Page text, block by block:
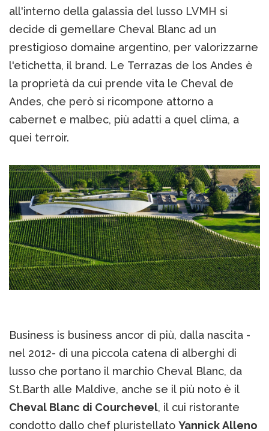
all'interno della galassia del lusso LVMH si
decide di gemellare Cheval Blanc ad un
prestigioso domaine argentino, per valorizzarne
l'etichetta, il brand. Le Terrazas de los Andes è
la proprietà da cui prende vita le Cheval de
Andes, che però si ricompone attorno a
cabernet e malbec, più adatti a quel clima, a
quei terroir.
Business is business ancor di più, dalla nascita -
nel 2012- di una piccola catena di alberghi di
lusso che portano il marchio Cheval Blanc, da
St.Barth alle Maldive, anche se il più noto è il
Cheval Blanc di Courchevel, il cui ristorante
condotto dallo chef pluristellato Yannick Alleno